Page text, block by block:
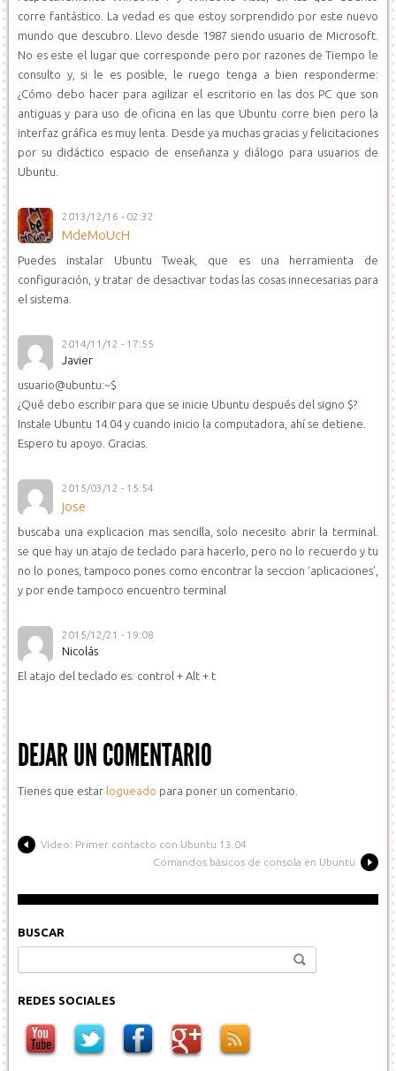
corre fantástico. La vedad es que estoy sorprendido por este nuevo
mundo que descubro. Llevo desde 1987 siendo usuario de Microsoft.
No es este el lugar que corresponde pero por razones de Tiempo le
consulto y, si le es posible, le ruego tenga a bien responderme:
¿Cómo debo hacer para agilizar el escritorio en las dos PC que son
antiguas y para uso de oficina en las que Ubuntu corre bien pero la
interfaz gráfica es muy lenta. Desde ya muchas gracias y felicitaciones
por su didáctico espacio de enseñanza y diálogo para usuarios de
Ubuntu.
2013/12/16 - 02:32
MdeMoUcH
Puedes instalar Ubuntu Tweak, que es una herramienta de
configuración, y tratar de desactivar todas las cosas innecesarias para
el sistema.
2014/11/12 - 17:55
Javier
usuario@ubuntu:~$
¿Qué debo escribir para que se inicie Ubuntu después del signo $?
Instale Ubuntu 14.04 y cuando inicio la computadora, ahí se detiene.
Espero tu apoyo. Gracias.
2015/03/12 - 15:54
jose
buscaba una explicacion mas sencilla, solo necesito abrir la terminal.
se que hay un atajo de teclado para hacerlo, pero no lo recuerdo y tu
no lo pones, tampoco pones como encontrar la seccion ‘aplicaciones’,
y por ende tampoco encuentro terminal
2015/12/21 - 19:08
Nicolás
El atajo del teclado es: control + Alt + t
DEJAR UN COMENTARIO
Tienes que estar logueado para poner un comentario.
Video: Primer contacto con Ubuntu 13.04
Comandos básicos de consola en Ubuntu
BUSCAR
REDES SOCIALES